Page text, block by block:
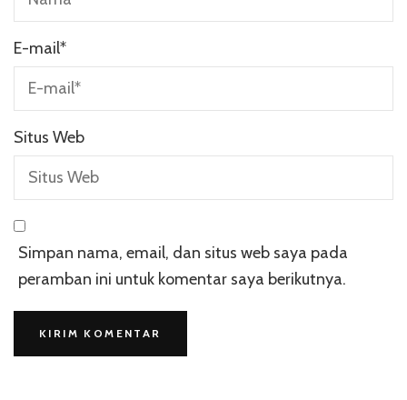
E-mail*
Situs Web
Simpan nama, email, dan situs web saya pada
peramban ini untuk komentar saya berikutnya.